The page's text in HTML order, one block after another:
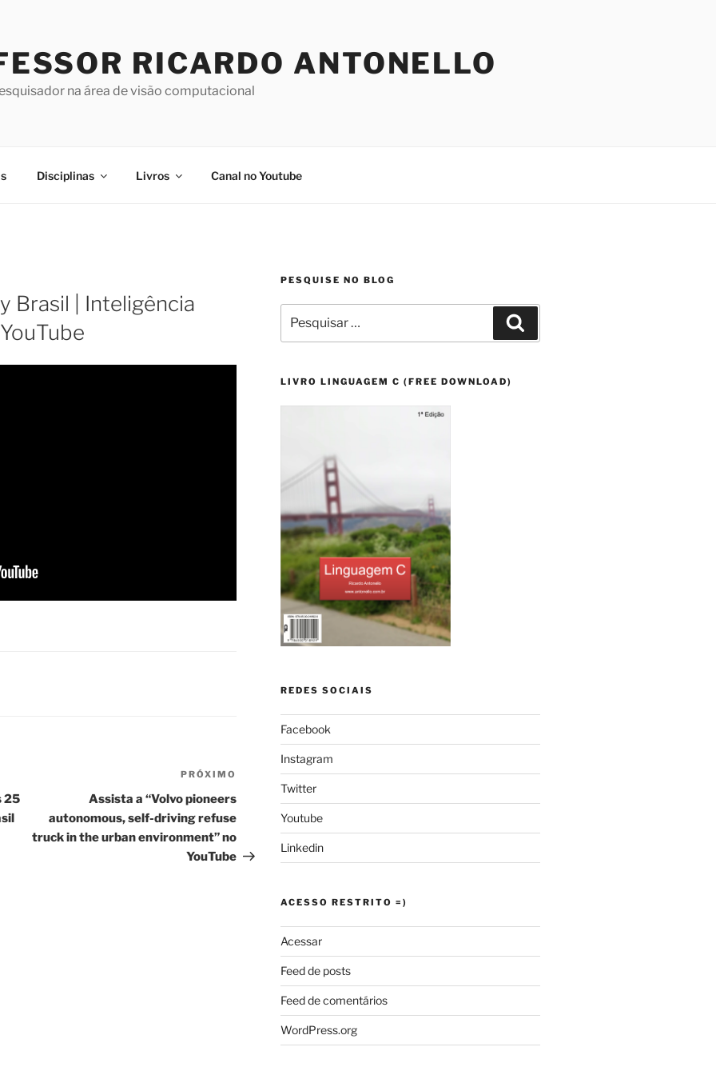
RICARDO ANTONELLO
na área de visão computacional
Disciplinas Livros Canal no Youtube
Brasil | Inteligência
25
Próximo
post
PRÓXIMO
Assista a “Volvo pioneers
autonomous, self-driving refuse
truck in the urban environment” no
YouTube
PESQUISE NO BLOG
por:
LIVRO LINGUAGEM C (FREE DOWNLOAD)
REDES SOCIAIS
Facebook
Instagram
Twitter
Youtube
Linkedin
ACESSO RESTRITO =)
Acessar
Feed de posts
Feed de comentários
WordPress.org